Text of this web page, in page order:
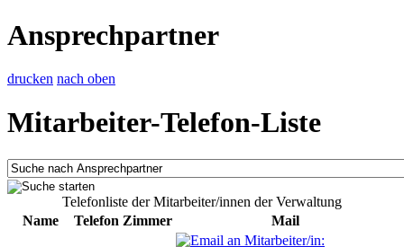
Ansprechpartner
drucken nach oben
Mitarbeiter-Telefon-Liste
Telefonliste der Mitarbeiter/innen der Verwaltung
Name
Telefon Zimmer Mail